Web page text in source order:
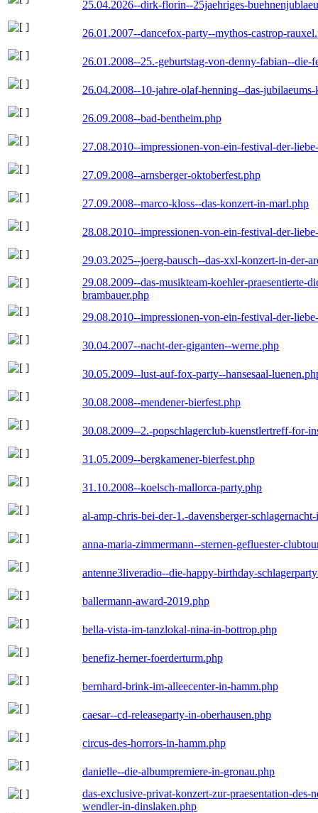
25.04.2026--dirk-florin--25jaehriges-
26.01.2007--dancefox-party--mythos-castrop-
26.01.2008--25.-geburtstag-von-denny-fabian--die-
26.04.2008--10-jahre-olaf-henning--das-
26.09.2008--bad-bentheim.php
27.08.2010--impressionen-von-ein-festival-der-
27.09.2008--arnsberger-oktoberfest.php
27.09.2008--marco-kloss--das-konzert-in-marl.php
28.08.2010--impressionen-von-ein-festival-der-
29.03.2025--joerg-bausch--das-xxl-konzert-in-der-
29.08.2009--das-musikteam-koehler-praesentierte-
brambauer.php
29.08.2010--impressionen-von-ein-festival-der-
30.04.2007--nacht-der-giganten--werne.php
30.05.2009--lust-auf-fox-party--hansesaal-
30.08.2008--mendener-bierfest.php
30.08.2009--2.-popschlagerclub-kuenstlertreff-for-
31.05.2009--bergkamener-bierfest.php
31.10.2008--koelsch-mallorca-party.php
al-amp-chris-bei-der-1.-davensberger-
anna-maria-zimmermann--sternen-gefluester-
antenne3liveradio--die-happy-birthday-
ballermann-award-2019.php
bella-vista-im-tanzlokal-nina-in-bottrop.php
benefiz-herner-foerderturm.php
bernhard-brink-im-alleecenter-in-hamm.php
caesar--cd-releaseparty-in-oberhausen.php
circus-des-horrors-in-hamm.php
danielle--die-albumpremiere-in-gronau.php
das-exclusive-privat-konzert-zur-praesentation-
wendler-in-dinslaken.php